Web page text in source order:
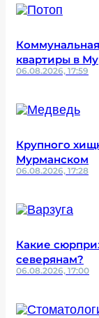
квартиры в
06.08.2026, 17:59
Крупного
Мурманском
06.08.2026, 17:28
Какие
северянам?
06.08.2026, 17:00